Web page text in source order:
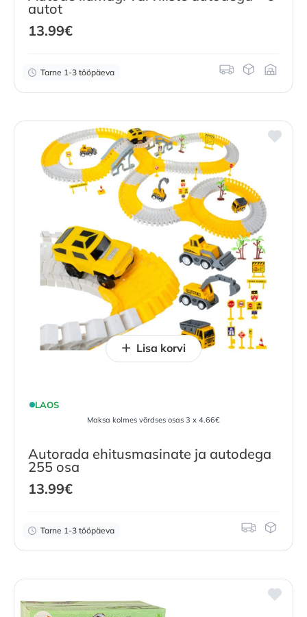
autot
13.99€
Tarne 1-3 tööpäeva
LAOS
Maksa kolmes võrdses osas 3 x 4.66€
Autorada ehitusmasinate ja autodega
255 osa
13.99€
Tarne 1-3 tööpäeva
Lisa korvi